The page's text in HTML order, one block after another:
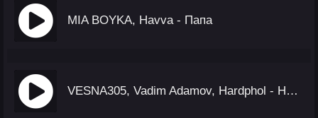
MIA BOYKA, Havva - Папа
VESNA305, Vadim Adamov, Hardphol - Новая Новогодняя (Remake)